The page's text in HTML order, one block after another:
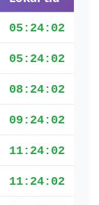
05:24:02
05:24:02
08:24:02
09:24:02
11:24:02
11:24:02